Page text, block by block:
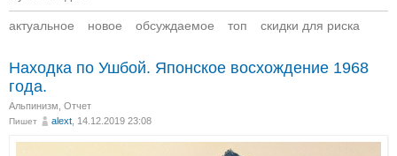
актуальное новое обсуждаемое топ скидки для риска
Находка по Ушбой. Японское восхождение 1968
года.
Альпинизм Отчет
Пишет alext , 14.12.2019 23:08